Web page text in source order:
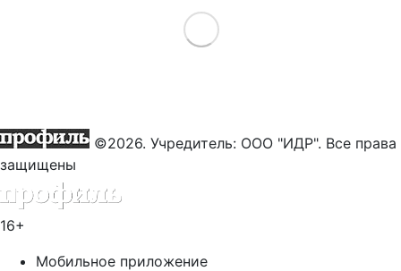
Load More
©2026. Учредитель: ООО "ИДР". Все права
защищены
16+
Мобильное приложение